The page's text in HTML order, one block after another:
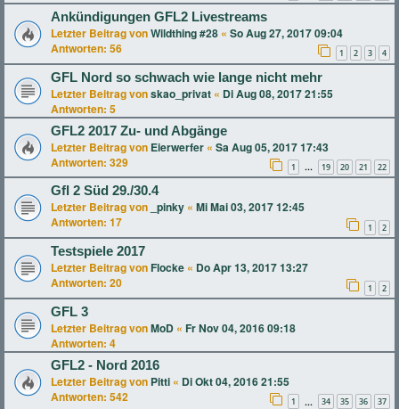
Ankündigungen GFL2 Livestreams
Letzter Beitrag vonWildthing #28 « So Aug 27, 2017 09:04
Antworten: 56 1 2 3 4
GFL Nord so schwach wie lange nicht mehr
Letzter Beitrag vonskao_privat « Di Aug 08, 2017 21:55
Antworten: 5
GFL2 2017 Zu- und Abgänge
Letzter Beitrag von Eierwerfer « Sa Aug 05, 2017 17:43
Antworten: 329 1 … 19 20 21 22
Gfl 2 Süd 29./30.4
Letzter Beitrag von _pinky « Mi Mai 03, 2017 12:45
Antworten: 17 1 2
Testspiele 2017
Letzter Beitrag von Flocke « Do Apr 13, 2017 13:27
Antworten: 20 1 2
GFL 3
Letzter Beitrag vonMoD « Fr Nov 04, 2016 09:18
Antworten: 4
GFL2 - Nord 2016
Letzter Beitrag von Pitti « Di Okt 04, 2016 21:55
Antworten: 542 1 … 34 35 36 37